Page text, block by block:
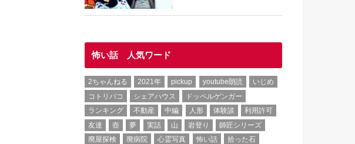
怖い話 人気ワード
2ちゃんねる 2021年 pickup youtube朗読
いじめ
コトリバコ
シェアハウス
ドッペルゲンガー
ランキング
不動産 中編 人形 体験談
利用許可
友達
壺 夢 実話 山 岩登り
師匠シリーズ
廃屋探検
廃病院 心霊写真 怖い話
拾った石